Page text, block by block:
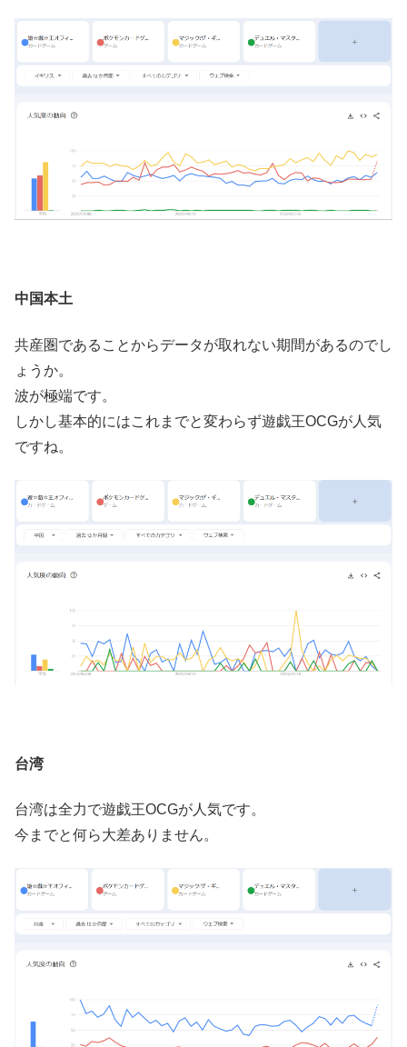
中国本土
共産圏であることからデータが取れない期間があるのでし
ょうか。
波が極端です。
しかし基本的にはこれまでと変わらず遊戯王OCGが人気
ですね。
台湾
台湾は全力で遊戯王OCGが人気です。
今までと何ら大差ありません。